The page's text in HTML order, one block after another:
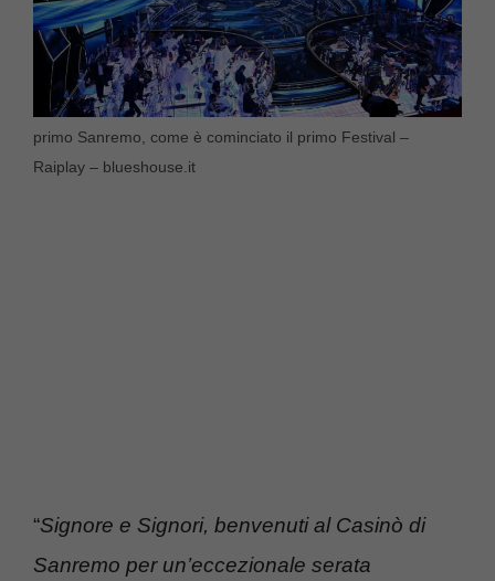
primo Sanremo, come è cominciato il primo Festival –
Raiplay – blueshouse.it
“Signore e Signori, benvenuti al Casinò di
Sanremo per un’eccezionale serata